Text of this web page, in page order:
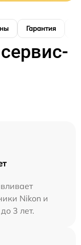
Гарантия
Nikon и
3 лет.